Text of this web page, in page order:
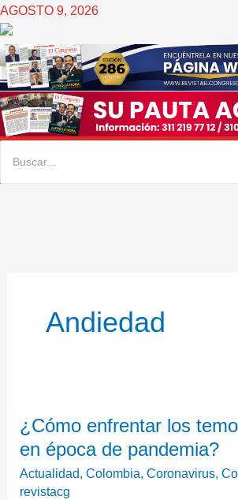
Ir
al
contenido
AGOSTO 9, 2026
Andiedad
¿Cómo enfrentar los
en época de pandemia?
Actualidad,Colombia,Coronavirus,
revistacg
enfrentar
los
temores
al